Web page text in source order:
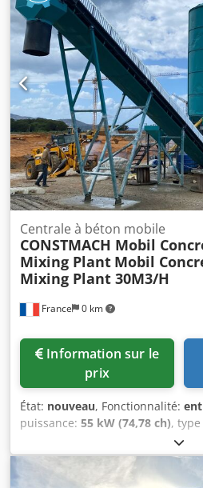
France 0 km
Centrale à béton mobile
CONSTMACH Mobil
Mixing Plant Mobil
Mixing Plant 30M3/H
prix
État: nouveau, Fonctionnalité:
puissance: 55 kW (74,78 ch),
, Année de
cabine, hydraulique, ordinateur
béton mobile CONSTMACH